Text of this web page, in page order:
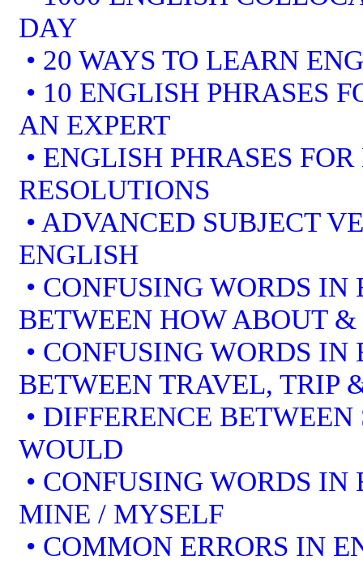
DAY
• 20 WAYS TO LEARN
• 10 ENGLISH PHRASES
AN EXPERT
• ENGLISH PHRASES
RESOLUTIONS
• ADVANCED SUBJECT
ENGLISH
• CONFUSING WORDS
BETWEEN HOW ABOUT
• CONFUSING WORDS
BETWEEN TRAVEL, TRIP
• DIFFERENCE
WOULD
• CONFUSING WORDS
MINE / MYSELF
• COMMON ERRORS IN